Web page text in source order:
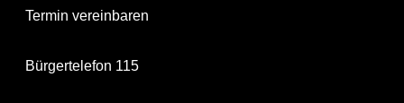
Termin vereinbaren
Bürgertelefon 115